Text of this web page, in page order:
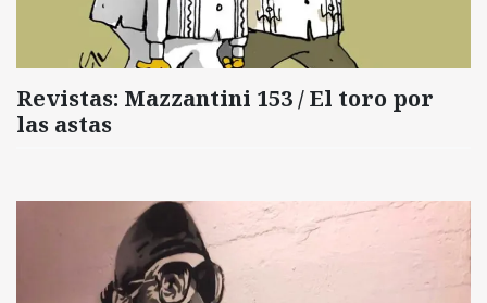
Revistas: Mazzantini 153 / El toro por
las astas